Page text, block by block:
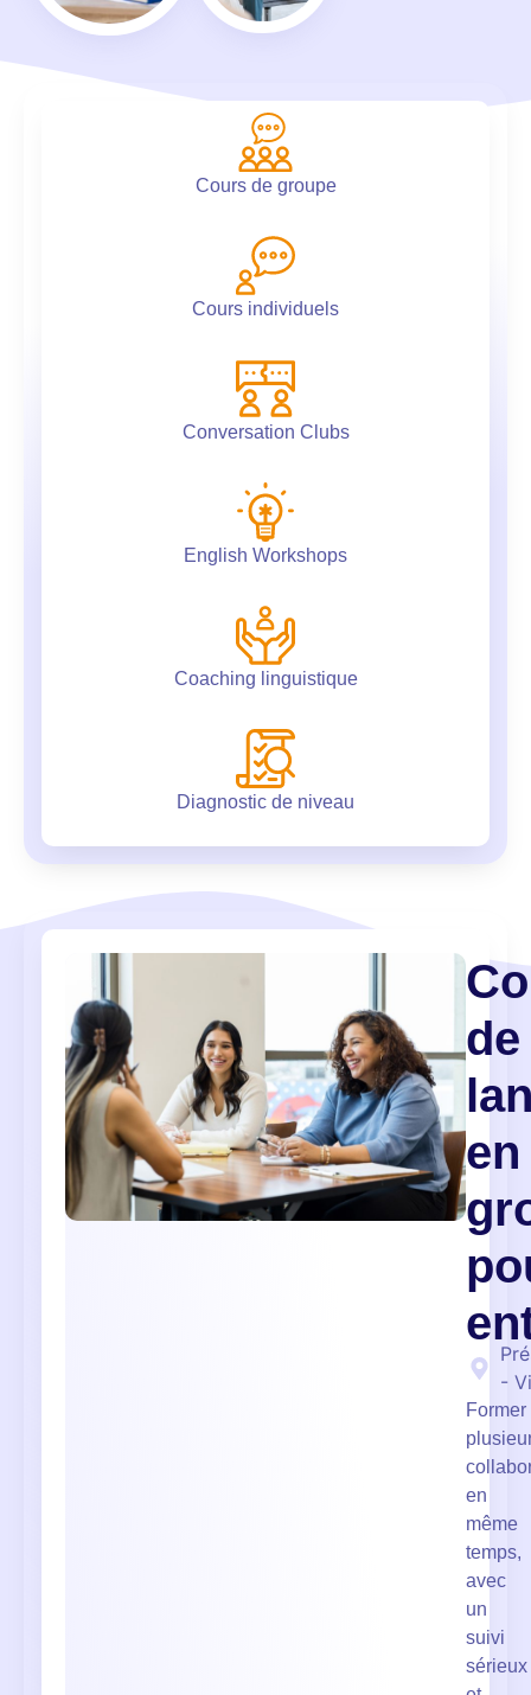
Cours de groupe
Cours individuels
Conversation Clubs
English Workshops
Coaching linguistique
Diagnostic de niveau
de
en
-
Former
en
même
temps,
avec
un
suivi
sérieux